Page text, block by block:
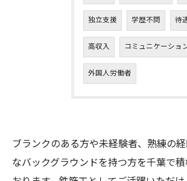
独立支援 学歴不問 待
高収入 コミュニケーショ
外国人労働者
ブランクのある方や未経験者、熟練の
なバックグラウンドを持つ方を千葉で